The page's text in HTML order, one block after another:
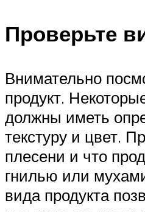
Проверьте
Внимательно
продукт.
должны иметь
текстуру и цвет.
плесени и что
гнилью или
вида продукта